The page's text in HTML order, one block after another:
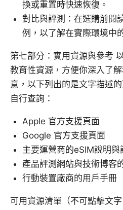
換或重置時快速恢復。
對比與評測：在選購前閱
例，以了解在實際環境中
第七部分：實用資源與參考
教育性資源，方便你深入了
意，以下列出的是文字描述
自行查詢：
Apple 官方支援頁面
Google 官方支援頁面
主要運營商的eSIM說明與
產品評測網站與技術博客
行動裝置廠商的用戶手冊
可用資源清單（不可點擊文字